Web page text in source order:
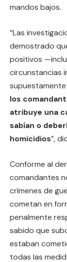
mandos bajos.
“Las
demostrado
positivos
circunstancias
los
atribuye una
sabían o
homicidios”,
Conforme al
comandantes
crímenes de
cometan en
penalmente
sabido que
estaban
todas las